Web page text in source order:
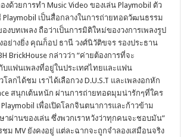
ด้วยการทำ Music Video ของเล่น Playmobil ตัว
Playmobil เป็นสื่อกลางในการถ่ายทอดวัฒนธรรม
งบทเพลง ถือว่าเป็นการมิติใหม่ของวงการเพลงรูป
ย่างยิ่ง คุณก็อป ธานี วงศ์นิวัติขจร รองประธาน
BrickHouse กล่าวว่า “ค่ายต้องการที่จะ
บแฟนเพลงที่อยู่ในประเทศไทยและแฟน
ลกได้ชม เราได้เลือกวง D.U.S.T และเพลงอกหัก
สนุกเต้นหนัก ผ่านการถ่ายทอดมุมน่ารักๆที่ใคร
เพื่อเปิดโลกจินตนาการและก้าวข้าม
ผ่านของเล่น ซึ่งพวกเราหวังว่าทุกคนจะชอบมัน”
ชม MV ยังคงอยู่ แต่ละฉากจะถูกจำลองเสมือนจริง